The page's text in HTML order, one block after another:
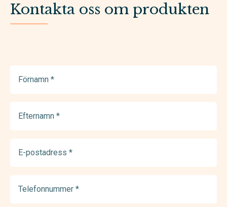
Kontakta oss om produkten
(Required)
(Required)
postadress
(Required)